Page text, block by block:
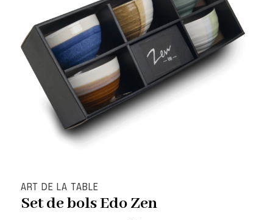
ART DE LA TABLE
Set de bols Edo Zen